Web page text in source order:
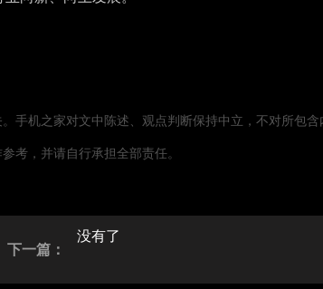
手机之家对文中陈述、观点判断保持中立，不对所包含
考，并请自行承担全部责任。
下一篇：
没有了